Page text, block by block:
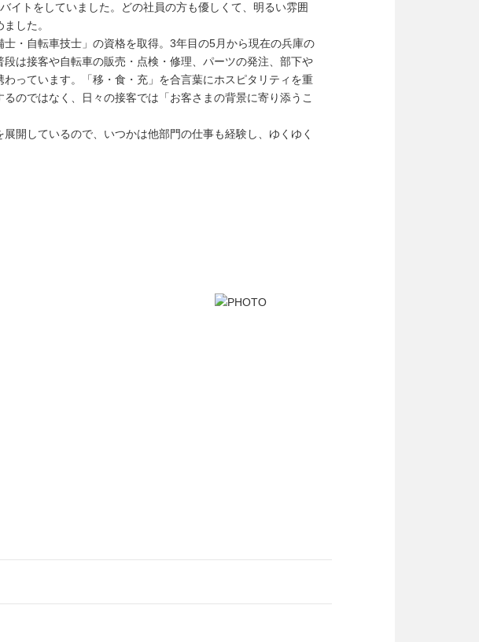
イトをしていました。どの社員の方も優しくて、明るい雰囲
した。
・自転車技士」の資格を取得。3年目の5月から現在の兵庫の
は接客や自転車の販売・点検・修理、パーツの発注、部下や
っています。「移・食・充」を合言葉にホスピタリティを重
のではなく、日々の接客では「お客さまの背景に寄り添うこ
開しているので、いつかは他部門の仕事も経験し、ゆくゆく